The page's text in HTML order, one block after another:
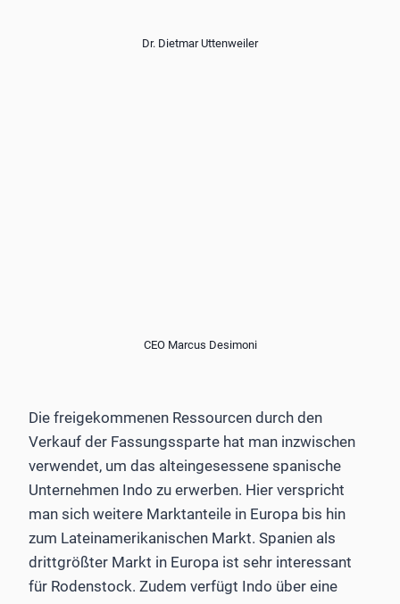
Dr. Dietmar Uttenweiler
CEO Marcus Desimoni
Die freigekommenen Ressourcen durch den
Verkauf der Fassungssparte hat man inzwischen
verwendet, um das alteingesessene spanische
Unternehmen Indo zu erwerben. Hier verspricht
man sich weitere Marktanteile in Europa bis hin
zum Lateinamerikanischen Markt. Spanien als
drittgrößter Markt in Europa ist sehr interessant
für Rodenstock. Zudem verfügt Indo über eine